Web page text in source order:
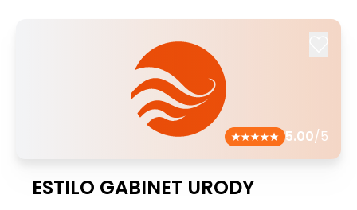
5.00/5
ESTILO GABINET URODY